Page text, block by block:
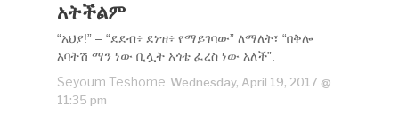
አትችልም
“አህያ!” – “ደደብ፥ ደነዝ፥ የማይገባው” ለማለት፣ “በቅሎ
አባትሽ ማን ነው ቢሏት አጎቴ ፈረስ ነው አለች”.
Seyoum Teshome Wednesday, April 19, 2017 @
11:35 pm